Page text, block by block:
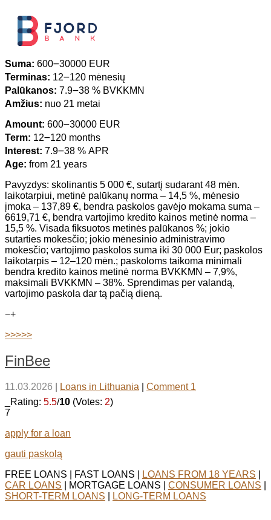
Suma: 600౼30000 EUR
Terminas: 12౼120 mėnesių
Palūkanos: 7.9౼38 % BVKKMN
Amžius: nuo 21 metai
Amount: 600౼30000 EUR
Term: 12౼120 months
Interest: 7.9౼38 % APR
Age: from 21 years
Pavyzdys: skolinantis 5 000 €, sutartį sudarant 48 mėn.
laikotarpiui, metinė palūkanų norma – 14,5 %, mėnesio
įmoka – 137,89 €, bendra paskolos gavėjo mokama suma –
6619,71 €, bendra vartojimo kredito kainos metinė norma –
15,5 %. Visada fiksuotos metinės palūkanos %; jokio
sutarties mokesčio; jokio mėnesinio administravimo
mokesčio; vartojimo paskolos suma iki 30 000 Eur; paskolos
laikotarpis – 12–120 mėn.; paskoloms taikoma minimali
bendra kredito kainos metinė norma BVKKMN – 7,9%,
maksimali BVKKMN – 38%. Sprendimas per valandą,
vartojimo paskola dar tą pačią dieną.
−+
>>>>>
FinBee
11.03.2026 Loans in Lithuania
Comment 1
_Rating: 5.5/10 (Votes: 2)
7
apply for a loan
gauti paskolą
FREE LOANS | FAST LOANS |
LOANS FROM 18 YEARS
CAR LOANS | MORTGAGE LOANS | CONSUMER LOANS
SHORT-TERM LOANS
LONG-TERM LOANS